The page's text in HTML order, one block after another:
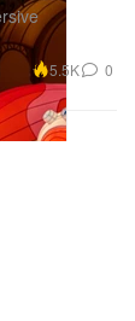
5.5K 0